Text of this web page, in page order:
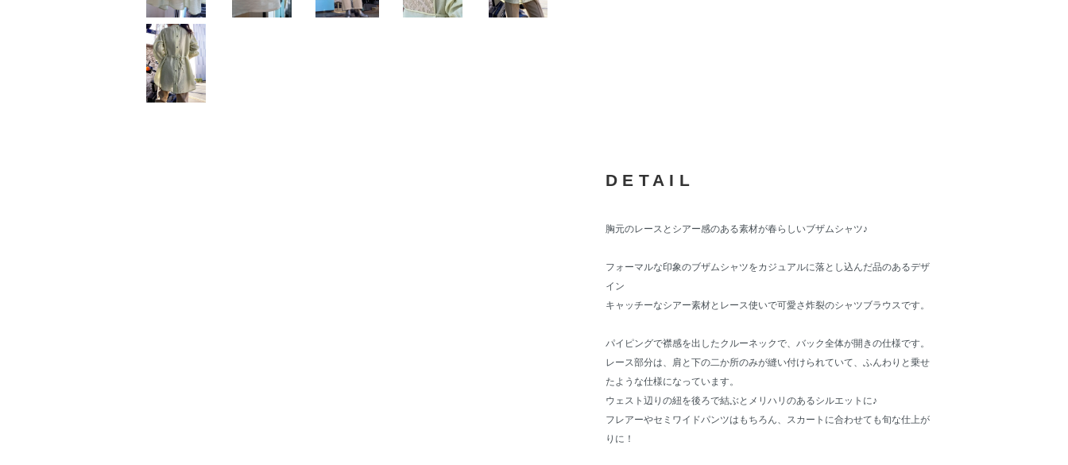
DETAIL
胸元のレースとシアー感のある素材が春らしいブザムシャツ♪
フォーマルな印象のブザムシャツをカジュアルに落とし込んだ品のあるデザ
イン
キャッチーなシアー素材とレース使いで可愛さ炸裂のシャツブラウスです。
パイピングで襟感を出したクルーネックで、バック全体が開きの仕様です。
レース部分は、肩と下の二か所のみが縫い付けられていて、ふんわりと乗せ
たような仕様になっています。
ウェスト辺りの紐を後ろで結ぶとメリハリのあるシルエットに♪
フレアーやセミワイドパンツはもちろん、スカートに合わせても旬な仕上が
りに！